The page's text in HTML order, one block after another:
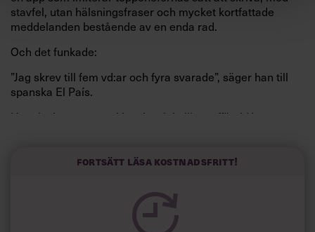
stavfel, utan hälsningsfraser och mycket kortfattade
meddelanden bestående av en enda rad.
Och det funkade:
”Jag skrev till fem vd:ar och fyra svarade”, säger han till
spanska El País.
Horwitz har nu utvecklat sitt trick till en affärsidé: appen
kortfattat slarviga vd-stilen.
Fortsätt läsa kostnadsfritt!